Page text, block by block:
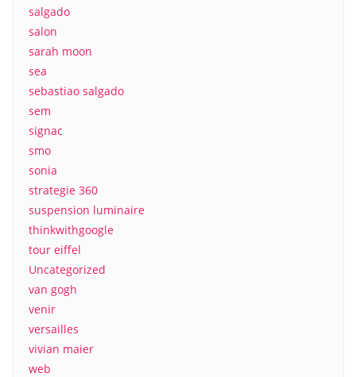
salgado
salon
sarah moon
sea
sebastiao salgado
sem
signac
smo
sonia
strategie 360
suspension luminaire
thinkwithgoogle
tour eiffel
Uncategorized
van gogh
venir
versailles
vivian maier
web